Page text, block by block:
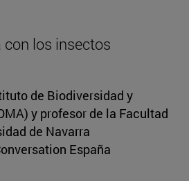
los insectos
de Biodiversidad y
y profesor de la Facultad
de Navarra
España